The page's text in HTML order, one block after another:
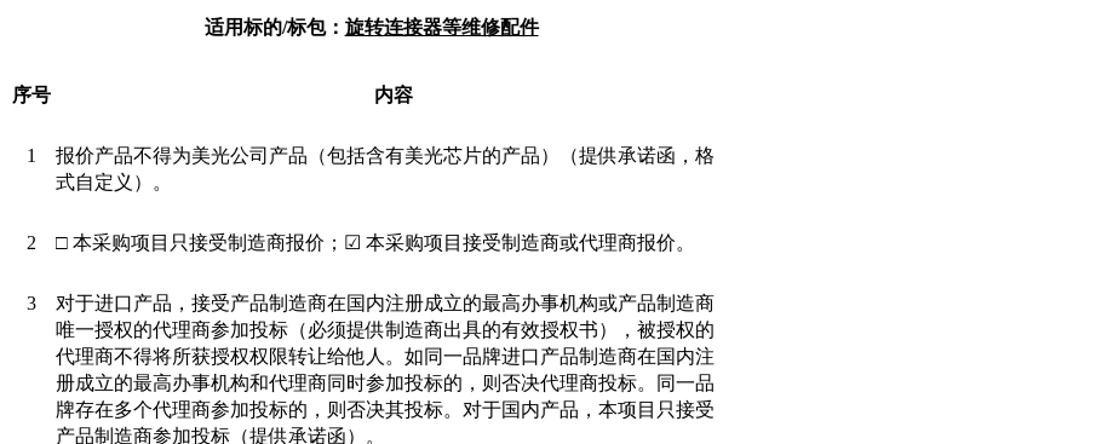
适用标的/标包： 旋转连接器等维修配件
序号 内容
1
报价产品不得为美光公司产品（包括含有美光芯片的产品）（提供承诺函，格
式自定义）。
2 □ 本采购项目只接受制造商报价；☑ 本采购项目接受制造商或代理商报价。
3
对于进口产品，接受产品制造商在国内注册成立的最高办事机构或产品制造商
唯一授权的代理商参加投标（必须提供制造商出具的有效授权书），被授权的
代理商不得将所获授权权限转让给他人。如同一品牌进口产品制造商在国内注
册成立的最高办事机构和代理商同时参加投标的，则否决代理商投标。同一品
牌存在多个代理商参加投标的，则否决其投标。对于国内产品，本项目只接受
产品制造商参加投标（提供承诺函）。